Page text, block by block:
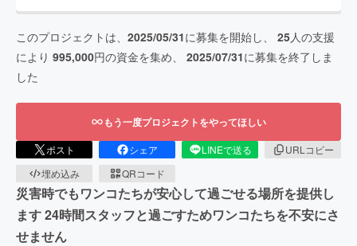
このプロジェクトは、 2025/05/31に募集を開始し、 25人の支援
により 995,000円の資金を集め、 2025/07/31に募集を終了しま
した
もう一度プロジェクトをやってほしい
ポスト シェア LINEで送る
URLコピー
埋め込み
QRコード
災害時でもワンコたちが安心して過ごせる場所を提供し
ます 24時間スタッフと過ごすためワンコたちを不安にさ
せません